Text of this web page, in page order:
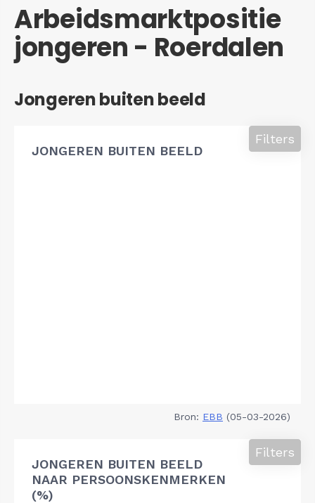
Arbeidsmarktpositie
jongeren - Roerdalen
Jongeren buiten beeld
JONGEREN BUITEN BEELD
Filters
Bron: EBB (05-03-2026)
JONGEREN BUITEN BEELD
NAAR PERSOONSKENMERKEN
(%)
Filters